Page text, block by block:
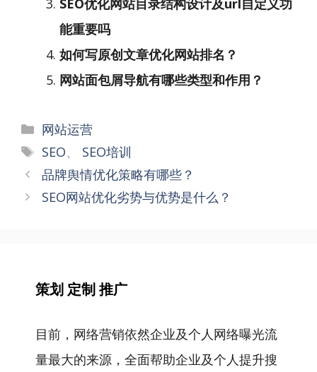
SEO优化网站目录结构设计及url自定义功
能重要吗
如何写原创文章优化网站排名？
网站面包屑导航有哪些类型和作用？
分
类
网站运营
标
签
SEO、 SEO培训
文
章
品牌舆情优化策略有哪些？
SEO网站优化劣势与优势是什么？
策划 定制 推广
目前，网络营销依然企业及个人网络曝光流
量最大的来源，全面帮助企业及个人提升搜